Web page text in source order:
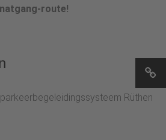
route!
Rüthen